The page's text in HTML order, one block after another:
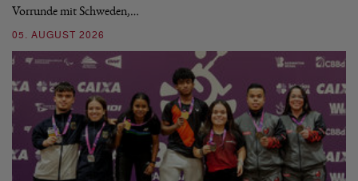
Vorrunde mit Schweden,…
05. AUGUST 2026